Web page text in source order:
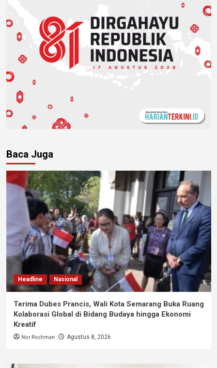
Baca Juga
Headline Nasional
Terima Dubes Prancis, Wali Kota Semarang Buka Ruang
Kolaborasi Global di Bidang Budaya hingga Ekonomi
Kreatif
Nor Rochman Agustus 8, 2026